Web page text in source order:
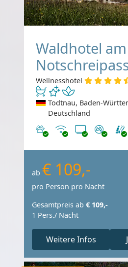
Waldhotel am
Wellnesshotel
Todtnau, Baden-
Deutschland
Haustiere erlaubt
Internet
TV
ab € 109,-
pro Person pro Nacht
Gesamtpreis ab € 109,-
1 Pers./ Nacht
Weitere Infos